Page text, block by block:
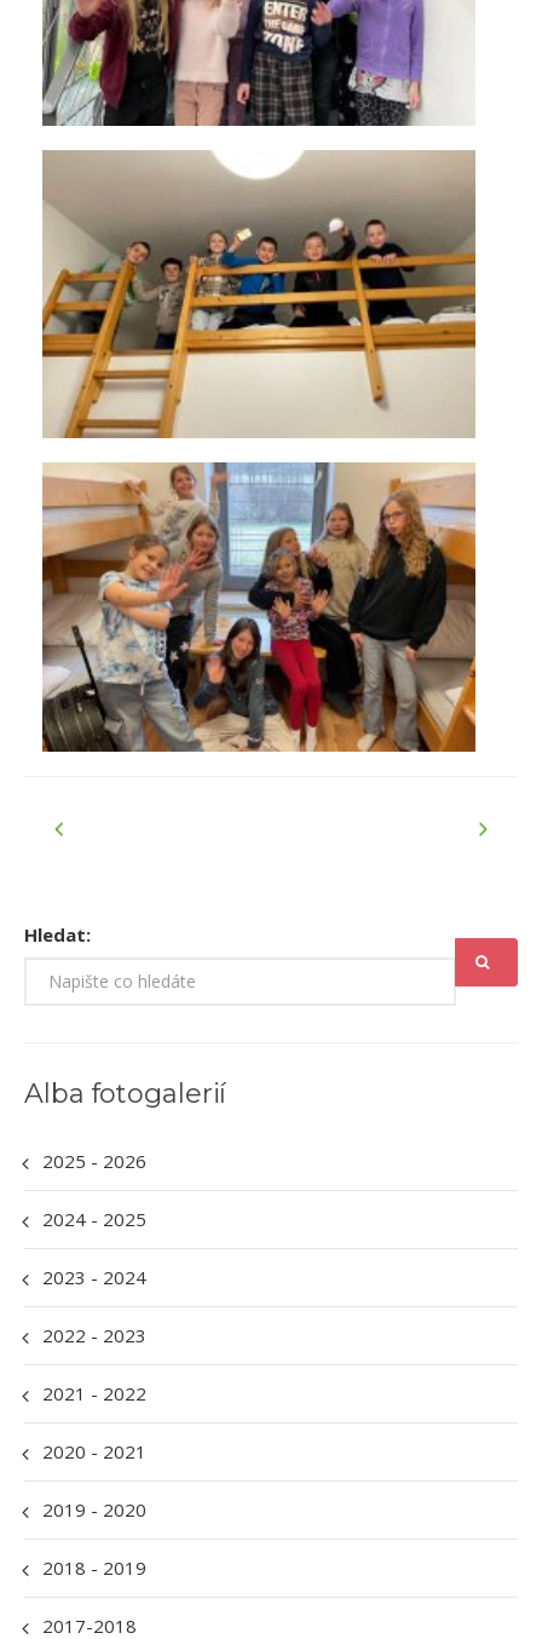
Hledat:
Alba fotogalerií
2025 - 2026
2024 - 2025
2023 - 2024
2022 - 2023
2021 - 2022
2020 - 2021
2019 - 2020
2018 - 2019
2017-2018